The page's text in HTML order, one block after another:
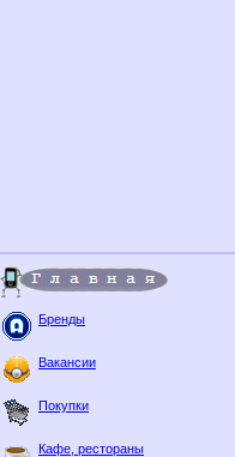
Бренды
Вакансии
Покупки
Кафе, рестораны